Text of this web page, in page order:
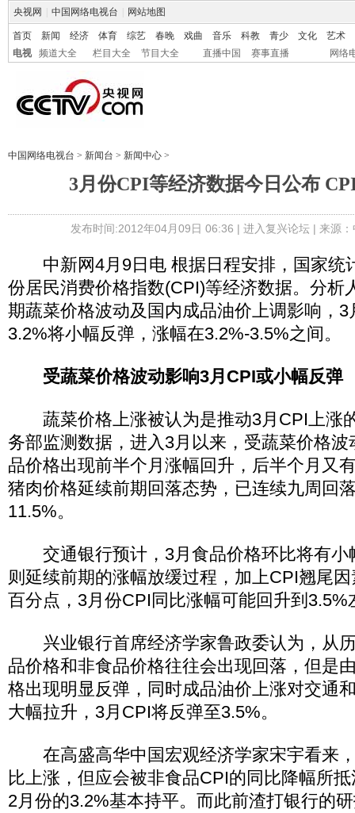
央视网 中国网络电视台 网站地图
首页 新闻 经济 体育 综艺 春晚 戏曲 音乐 科教 青少 文化
艺术
电视
频道大全 栏目大全 节目大全 直播中国 赛事直播 网络
中国网络电视台 > 新闻台 > 新闻中心 >
3月份CPI等经济数据今日公布
发布时间:2012年04月09日 06:36 | 进入复兴论坛| 来源
中新网4月9日电 根据日程安排，国家统
份居民消费价格指数(CPI)等经济数据。分析
期蔬菜价格波动及国内成品油价上调影响，
3.2%将小幅反弹，涨幅在3.2%-3.5%之间。
受蔬菜价格波动影响3月CPI或小幅反弹
蔬菜价格上涨被认为是推动3月CPI上涨
务部监测数据，进入3月以来，受蔬菜价格
品价格出现前半个月涨幅回升，后半个月又
猪肉价格延续前期回落态势，已连续九周回
11.5%。
交通银行预计，3月食品价格环比将有小
则延续前期的涨幅放缓过程，加上CPI翘尾
百分点，3月份CPI同比涨幅可能回升到3.5%
兴业银行首席经济学家鲁政委认为，从
品价格和非食品价格往往会出现回落，但是
格出现明显反弹，同时成品油价上涨对交通
大幅拉升，3月CPI将反弹至3.5%。
在高盛高华中国宏观经济学家宋宇看来
比上涨，但应会被非食品CPI的同比降幅所
2月份的3.2%基本持平。而此前渣打银行的